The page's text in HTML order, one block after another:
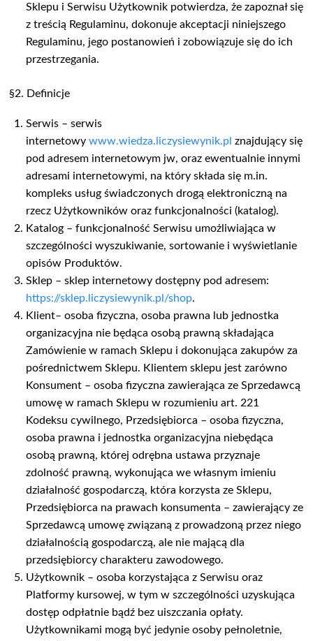
Sklepu i Serwisu Użytkownik potwierdza, że zapoznał się
z treścią Regulaminu, dokonuje akceptacji niniejszego
Regulaminu, jego postanowień i zobowiązuje się do ich
przestrzegania.
§2. Definicje
Serwis – serwis
internetowywww.wiedza.liczysiewynik.pl znajdujący się
pod adresem internetowym jw, oraz ewentualnie innymi
adresami internetowymi, na który składa się m.in.
kompleks usług świadczonych drogą elektroniczną na
rzecz Użytkowników oraz funkcjonalności (katalog).
Katalog – funkcjonalność Serwisu umożliwiająca w
szczególności wyszukiwanie, sortowanie i wyświetlanie
opisów Produktów.
Sklep – sklep internetowy dostępny pod adresem:
https://sklep.liczysiewynik.pl/shop.
Klient– osoba fizyczna, osoba prawna lub jednostka
organizacyjna nie będąca osobą prawną składająca
Zamówienie w ramach Sklepu i dokonująca zakupów za
pośrednictwem Sklepu. Klientem sklepu jest zarówno
Konsument – osoba fizyczna zawierająca ze Sprzedawcą
umowę w ramach Sklepu w rozumieniu art. 221
Kodeksu cywilnego, Przedsiębiorca – osoba fizyczna,
osoba prawna i jednostka organizacyjna niebędąca
osobą prawną, której odrębna ustawa przyznaje
zdolność prawną, wykonująca we własnym imieniu
działalność gospodarczą, która korzysta ze Sklepu,
Przedsiębiorca na prawach konsumenta – zawierający ze
Sprzedawcą umowę związaną z prowadzoną przez niego
działalnością gospodarczą, ale nie mającą dla
przedsiębiorcy charakteru zawodowego.
Użytkownik – osoba korzystająca z Serwisu oraz
Platformy kursowej, w tym w szczególności uzyskująca
dostęp odpłatnie bądź bez uiszczania opłaty.
Użytkownikami mogą być jedynie osoby pełnoletnie,